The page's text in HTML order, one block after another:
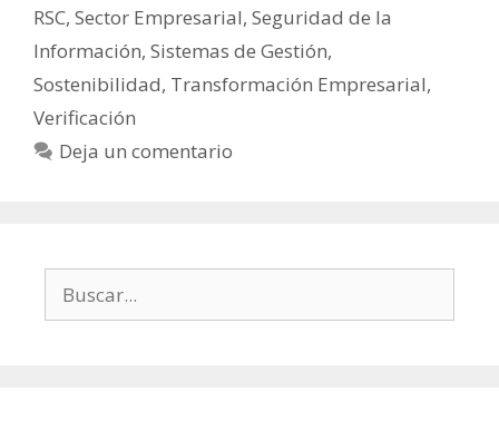
RSC, Sector Empresarial, Seguridad de la
Información, Sistemas de Gestión,
Sostenibilidad, Transformación Empresarial,
Verificación
Deja un comentario